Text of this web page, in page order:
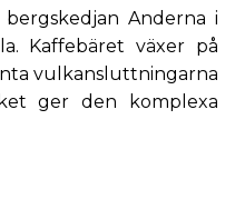
Anderna i
Kaffebäret växer på
vulkansluttningarna
ger den komplexa